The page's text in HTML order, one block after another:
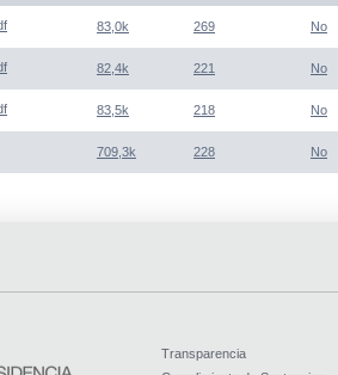
83,0k 269 No
82,4k 221 No
83,5k 218 No
709,3k 228 No
Transparencia